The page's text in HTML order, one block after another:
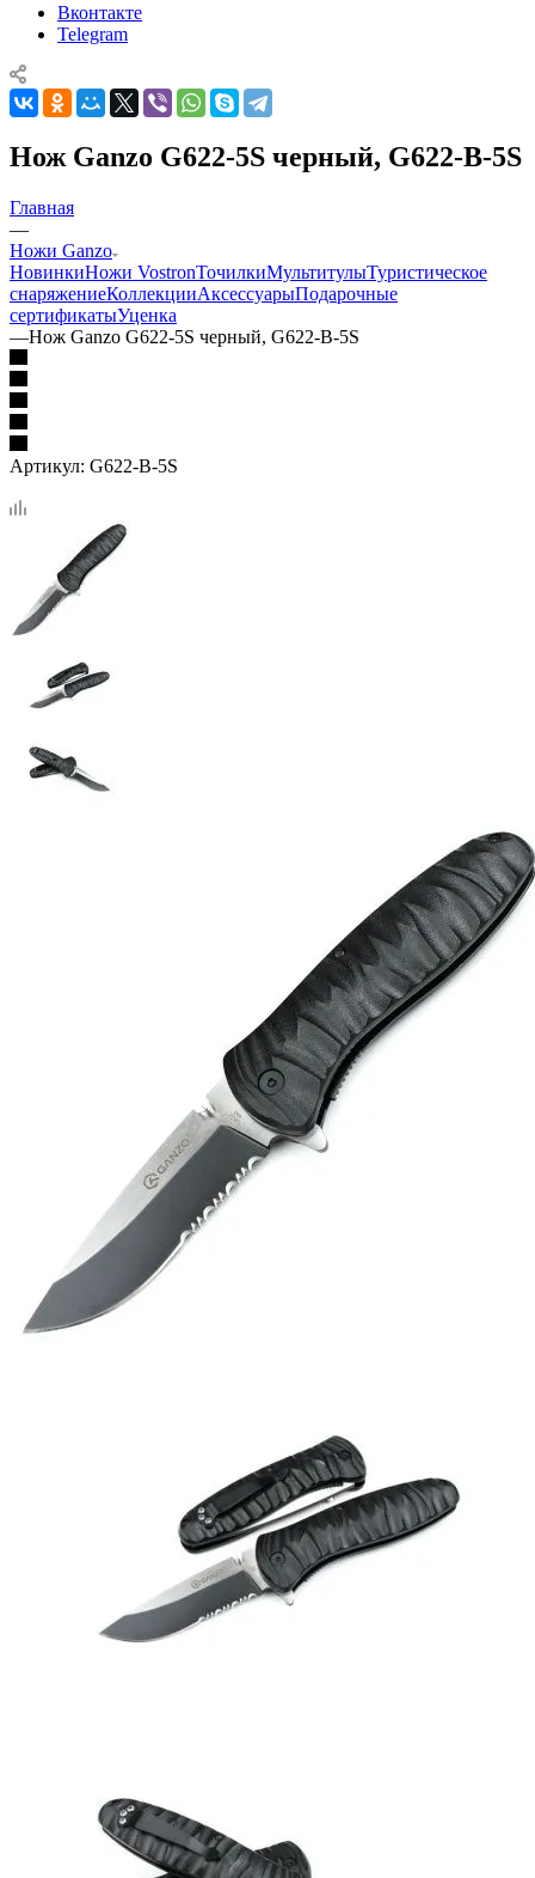
Вконтакте
Telegram
Нож Ganzo G622-5S черный, G622-B-5S
Главная
—
Ножи Ganzo
НовинкиНожи VostronТочилкиМультитулыТуристическое
снаряжениеКоллекцииАксессуарыПодарочные
сертификатыУценка
—Нож Ganzo G622-5S черный, G622-B-5S
Артикул: G622-B-5S